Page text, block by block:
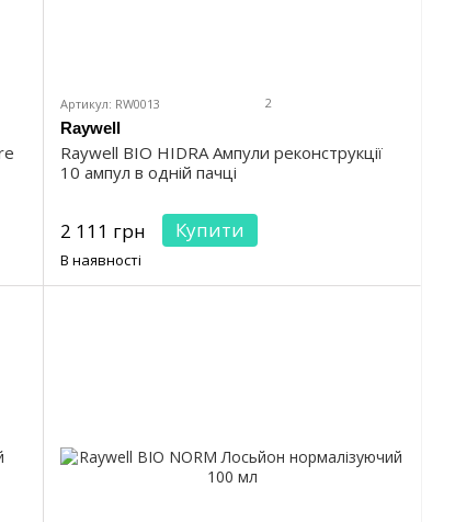
Артикул: RW0013 2
Raywell
Raywell BIO HIDRA Ампули реконструкції
10 ампул в одній пачці
2 111 грн Купити
В наявності